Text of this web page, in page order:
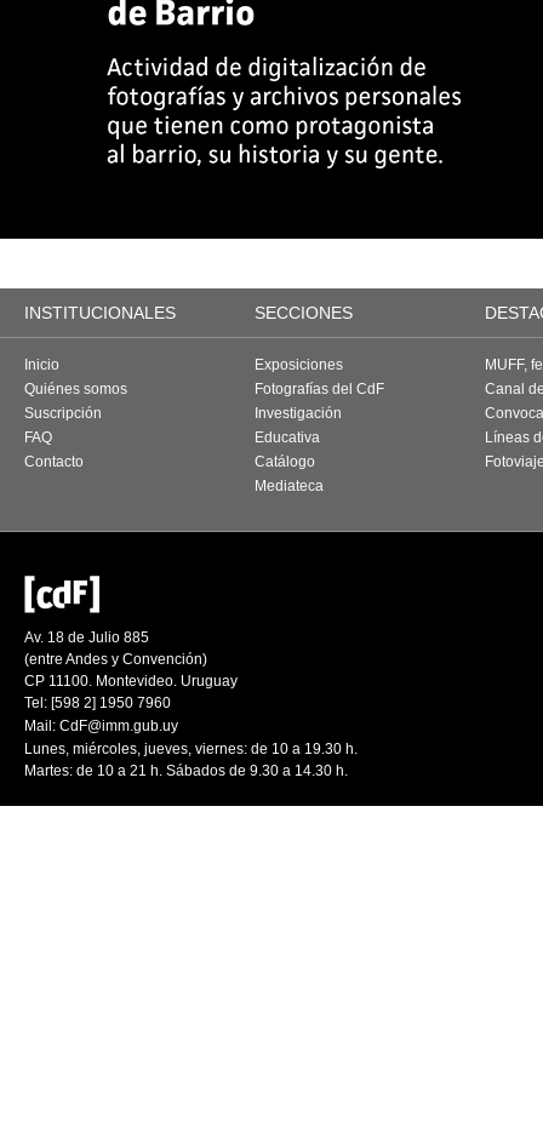
INSTITUCIONALES SECCIONES
Inicio
Quiénes somos
Suscripción
FAQ
Contacto
Exposiciones
Fotografías del CdF
Investigación
Educativa
Catálogo
Mediateca
MUFF,
Canal
Líneas
Av. 18 de Julio 885
(entre Andes y Convención)
CP 11100. Montevideo. Uruguay
Tel: [598 2] 1950 7960
Mail: CdF@imm.gub.uy
Lunes, miércoles, jueves, viernes: de 10 a 19.30 h.
Martes: de 10 a 21 h. Sábados de 9.30 a 14.30 h.